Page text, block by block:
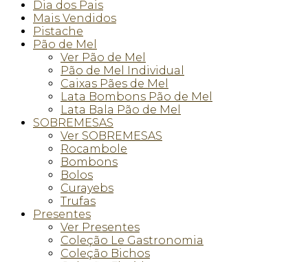
Dia dos Pais
Mais Vendidos
Pistache
Pão de Mel
Ver Pão de Mel
Pão de Mel Individual
Caixas Pães de Mel
Lata Bombons Pão de Mel
Lata Bala Pão de Mel
SOBREMESAS
Ver SOBREMESAS
Rocambole
Bombons
Bolos
Curayebs
Trufas
Presentes
Ver Presentes
Coleção Le Gastronomia
Coleção Bichos